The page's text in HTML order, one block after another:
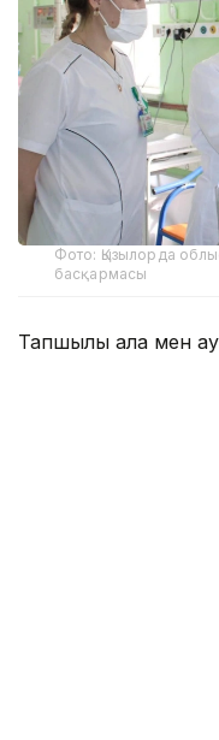
Фото: Қызылорда
басқармасы
Тапшылық қала мен